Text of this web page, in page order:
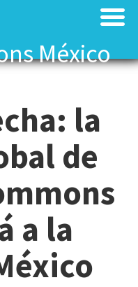
México
CC
CC
CC
CC
la
de
a la